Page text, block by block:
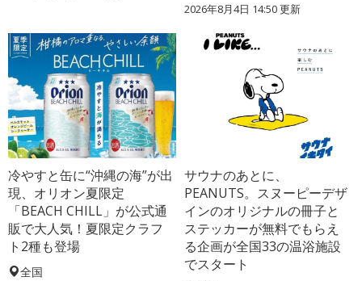
2026年8月4日 14:50更新
冷やすと缶に“沖縄の海”が出
現、オリオン夏限定
「BEACH CHILL」が公式通
販で大人気！夏限定クラフ
ト2種も登場
全国
サウナのあとに、
PEANUTS。スヌーピーデザ
インのオリジナルの冊子と
ステッカーが無料でもらえ
る企画が全国33の温浴施設
でスタート